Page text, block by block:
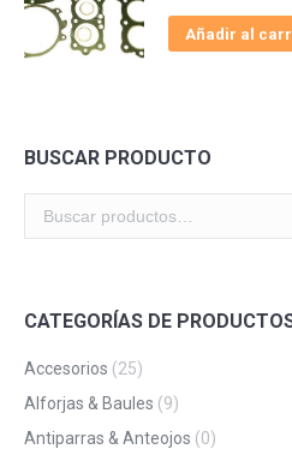
Añadir al
BUSCAR PRODUCTO
CATEGORÍAS DE
Accesorios (25)
Alforjas & Baules (9)
Antiparras & Anteojos (0)